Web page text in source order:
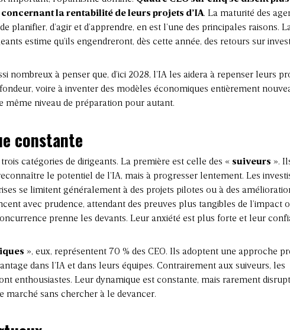
concernant la rentabilité de leurs projets d’IA. La maturité des
planifier, d’agir et d’apprendre, en est l’une des principales raisons.
estime qu’ils engendreront, dès cette année, des retours sur
nombreux à penser que, d’ici 2028, l’IA les aidera à repenser leurs
voire à inventer des modèles économiques entièrement
même niveau de préparation pour autant.
constante
trois catégories de dirigeants. La première est celle des « suiveurs ».
le potentiel de l’IA, mais à progresser lentement. Les
se limitent généralement à des projets pilotes ou à des
avec prudence, attendant des preuves plus tangibles de l’impact
prenne les devants. Leur anxiété est plus forte et leur
», eux, représentent 70 % des CEO. Ils adoptent une approche
dans l’IA et dans leurs équipes. Contrairement aux suiveurs, les
enthousiastes. Leur dynamique est constante, mais rarement
marché sans chercher à le devancer.